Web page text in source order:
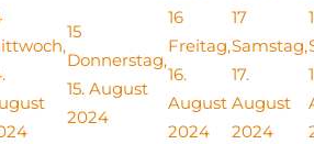
15
Donnerstag,
15. August
2024
16
Freitag,
16.
August
2024
17
Samstag,
17.
August
2024